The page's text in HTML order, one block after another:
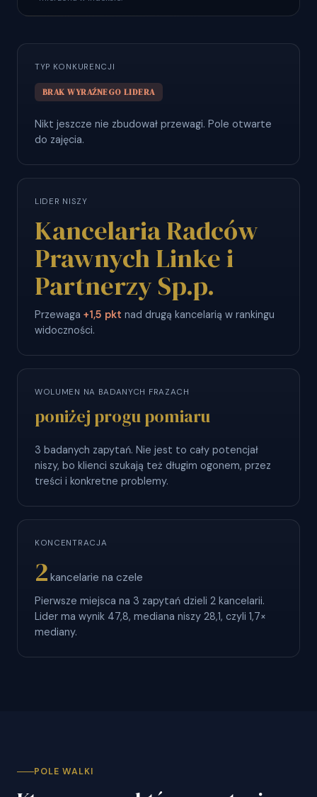
TYP KONKURENCJI
BRAK WYRAŹNEGO LIDERA
Nikt jeszcze nie zbudował przewagi. Pole otwarte
do zajęcia.
LIDER NISZY
Kancelaria Radców
Prawnych Linke i
Partnerzy Sp.p.
Przewaga +1,5 pkt nad drugą kancelarią w rankingu
widoczności.
WOLUMEN NA BADANYCH FRAZACH
poniżej progu pomiaru
3 badanych zapytań. Nie jest to cały potencjał
niszy, bo klienci szukają też długim ogonem, przez
treści i konkretne problemy.
KONCENTRACJA
2 kancelarie na czele
Pierwsze miejsca na 3 zapytań dzieli 2 kancelarii.
Lider ma wynik 47,8, mediana niszy 28,1, czyli 1,7×
mediany.
POLE WALKI